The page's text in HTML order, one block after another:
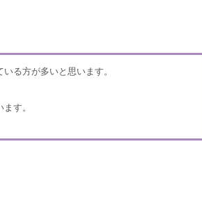
る方が多いと思います。
す。